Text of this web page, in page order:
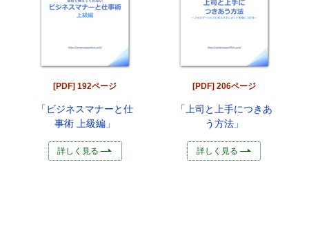
[PDF] 192ページ
「ビジネスマナーと仕
事術 上級編」
詳しく見る
[PDF] 206ページ
「上司と上手につきあ
う方法」
詳しく見る